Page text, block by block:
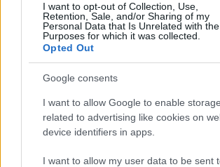
I want to opt-out of Collection, Use,
Retention, Sale, and/or Sharing of my
Personal Data that Is Unrelated with the
Purposes for which it was collected.
Opted Out
Google consents
I want to allow Google to enable storage
related to advertising like cookies on
device identifiers in apps.
I want to allow my user data to be sent